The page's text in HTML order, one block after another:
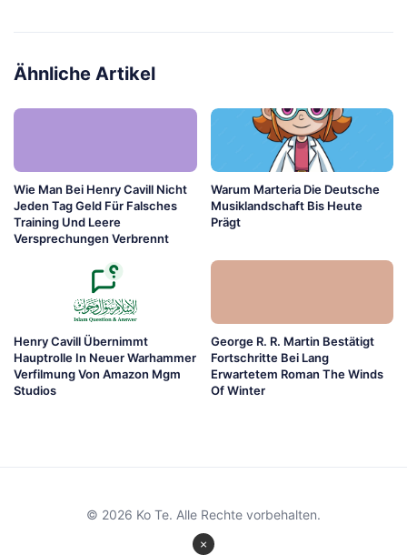
Ähnliche Artikel
Wie Man Bei Henry Cavill Nicht
Jeden Tag Geld Für Falsches
Training Und Leere
Versprechungen Verbrennt
Warum Marteria Die Deutsche
Musiklandschaft Bis Heute
Prägt
Henry Cavill Übernimmt
Hauptrolle In Neuer Warhammer
Verfilmung Von Amazon Mgm
Studios
George R. R. Martin Bestätigt
Fortschritte Bei Lang
Erwartetem Roman The Winds
Of Winter
×
© 2026 Ko Te. Alle Rechte vorbehalten.